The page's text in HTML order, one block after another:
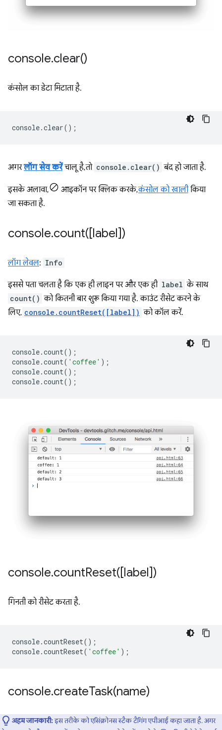
console.clear()
कंसोल का डेटा मिटाता है.
console.clear();
अगरलॉग सेव करेंचालू है, तो console.clear() बंद हो जाता है.
इसके अलावा, आइकॉन पर क्लिक करके,कंसोल को खालीकिया
जा सकता है.
console.count([label])
लॉग लेवल: Info
इससे पता चलता है कि एक ही लाइन पर और एक ही label के साथ
count() को कितनी बार शुरू किया गया है. काउंट रीसेट करने के
लिए, console.countReset([label]) को कॉल करें.
console.count();
console.count( 'coffee' );
console.count();
console.count();
console.countReset([label])
गिनती को रीसेट करता है.
console.countReset();
console.countReset( 'coffee' );
console.createTask(name)
अहम जानकारी:इस तरीके को एसिंक्रोनस स्टैक टैगिंग एपीआई कहा जाता है. अगर